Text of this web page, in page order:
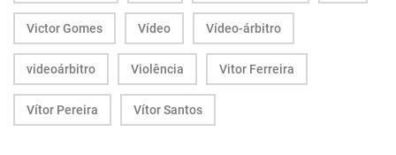
Victor Gomes Vídeo Vídeo-árbitro
videoárbitro Violência Vitor Ferreira
Vítor Pereira Vítor Santos